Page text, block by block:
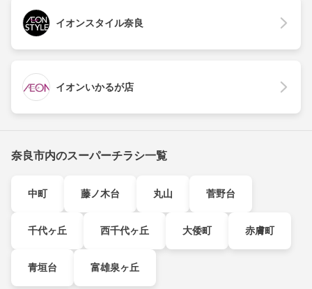
イオンスタイル奈良
イオンいかるが店
奈良市内のスーパーチラシ一覧
中町 藤ノ木台 丸山 菅野台
千代ヶ丘 西千代ヶ丘 大倭町 赤膚町
青垣台 富雄泉ヶ丘